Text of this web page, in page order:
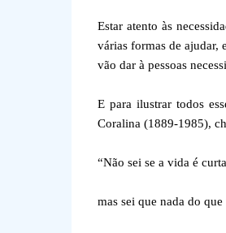
Estar atento às
várias formas de ajudar,
vão dar à pessoas
E para ilustrar todos
Coralina (1889-1985),
“Não sei se a vida é
mas sei que nada do